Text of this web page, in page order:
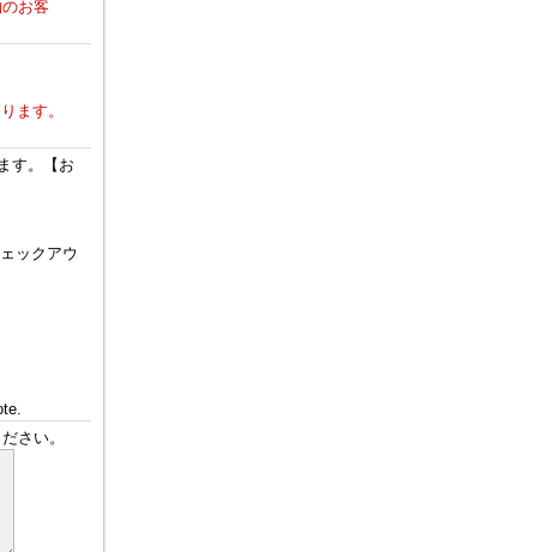
お客
ます。
す。【お
ックアウ
さい。